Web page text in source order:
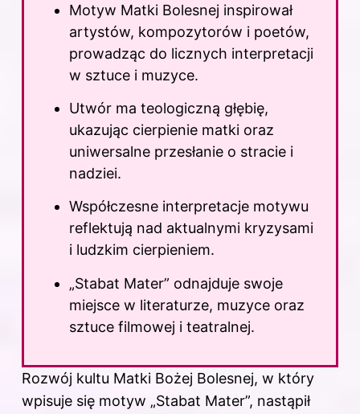
Motyw Matki Bolesnej inspirował
artystów, kompozytorów i poetów,
prowadząc do licznych interpretacji
w sztuce i muzyce.
Utwór ma teologiczną głębię,
ukazując cierpienie matki oraz
uniwersalne przesłanie o stracie i
nadziei.
Współczesne interpretacje motywu
reflektują nad aktualnymi kryzysami
i ludzkim cierpieniem.
„Stabat Mater” odnajduje swoje
miejsce w literaturze, muzyce oraz
sztuce filmowej i teatralnej.
Rozwój kultu Matki Bożej Bolesnej, w który
wpisuje się motyw „Stabat Mater”, nastąpił